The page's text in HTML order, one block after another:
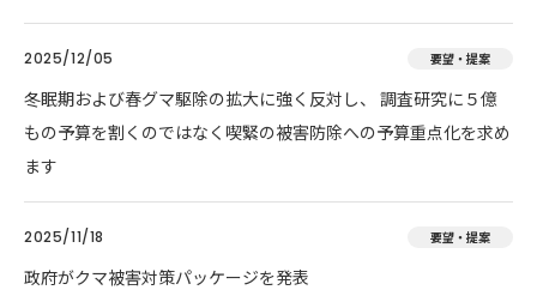
2025/12/05 要望・提案
冬眠期および春グマ駆除の拡大に強く反対し、 調査研究に５億
もの予算を割くのではなく喫緊の被害防除への予算重点化を求め
ます
2025/11/18 要望・提案
政府がクマ被害対策パッケージを発表